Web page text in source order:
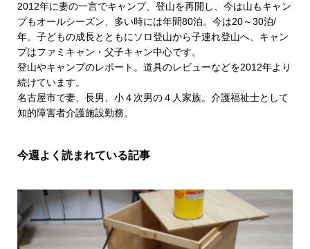
2012年に妻の一言でキャンプ、登山を再開し、今は山もキャン
プもオールシーズン、多い時には年間80泊。今は20～30泊/
年。子どもの成長とともにソロ登山から子連れ登山へ、キャン
プはファミキャン・父子キャン中心です。
登山やキャンプのレポート。道具のレビューなどを2012年より
続けています。
名古屋市で妻、長男、小４次男の４人家族。介護福祉士として
知的障害者介護施設勤務。
今週よく読まれている記事